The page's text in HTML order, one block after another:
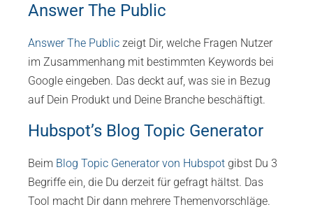
Answer The Public
Answer The Public zeigt Dir, welche Fragen Nutzer
im Zusammenhang mit bestimmten Keywords bei
Google eingeben. Das deckt auf, was sie in Bezug
auf Dein Produkt und Deine Branche beschäftigt.
Hubspot’s Blog Topic Generator
Beim Blog Topic Generator von Hubspot gibst Du 3
Begriffe ein, die Du derzeit für gefragt hältst. Das
Tool macht Dir dann mehrere Themenvorschläge.